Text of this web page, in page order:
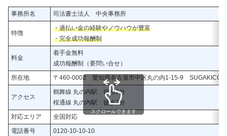
事務所名 司法書士法人 中央事務所
特徴
・過払い金の経験やノウハウが豊富
・完全成功報酬制
料金
着手金無料
成功報酬制（要問い合せ）
所在地
〒460-0002 愛知県名古屋市中区丸の内1-15-9 SUGAKICO
アクセス
鶴舞線 丸の内駅 徒歩2分
桜通線 丸の内駅 徒歩7分
対応エリア
全国対応
電話番号
0120-10-10-10
スクロールできます